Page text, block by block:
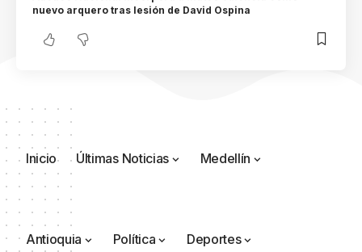
nuevo arquero tras lesión de David Ospina
Inicio Últimas Noticias Medellín
Antioquia Política Deportes